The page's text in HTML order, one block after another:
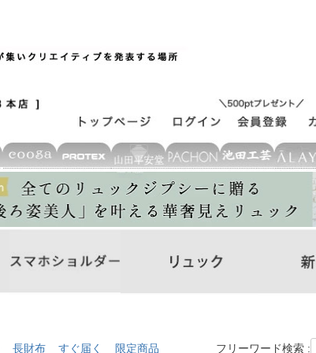
長財布 すぐ届く 限定商品 フリーワード検索 :